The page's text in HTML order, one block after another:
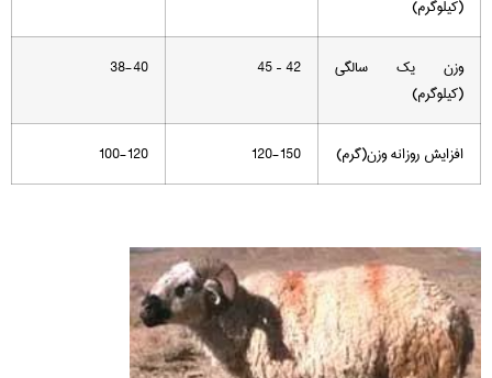
(کیلوگرم)
وزن یک سالگی
(کیلوگرم)
42 – 45
38-40
افزایش روزانه وزن(گرم) 120-150
100-120